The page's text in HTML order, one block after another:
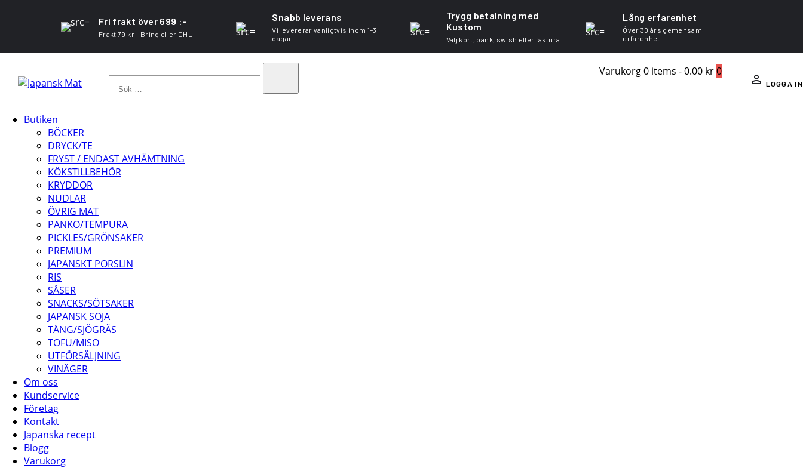
Fri frakt över 699 :-
Frakt 79 kr – Bring eller DHL
Snabb leverans
Vi levererar vanligtvis inom 1–3
dagar
Trygg betalning med
Kustom
Välj kort, bank, swish eller faktura
Lång erfarenhet
Över 30 års gemensam
erfarenhet!
Varukorg0 items -0.00 kr0
LOGGA IN
Butiken
BÖCKER
DRYCK/TE
FRYST / ENDAST AVHÄMTNING
KÖKSTILLBEHÖR
KRYDDOR
NUDLAR
ÖVRIG MAT
PANKO/TEMPURA
PICKLES/GRÖNSAKER
PREMIUM
JAPANSKT PORSLIN
RIS
SÅSER
SNACKS/SÖTSAKER
JAPANSK SOJA
TÅNG/SJÖGRÄS
TOFU/MISO
UTFÖRSÄLJNING
VINÄGER
Om oss
Kundservice
Företag
Kontakt
Japanska recept
Blogg
Varukorg